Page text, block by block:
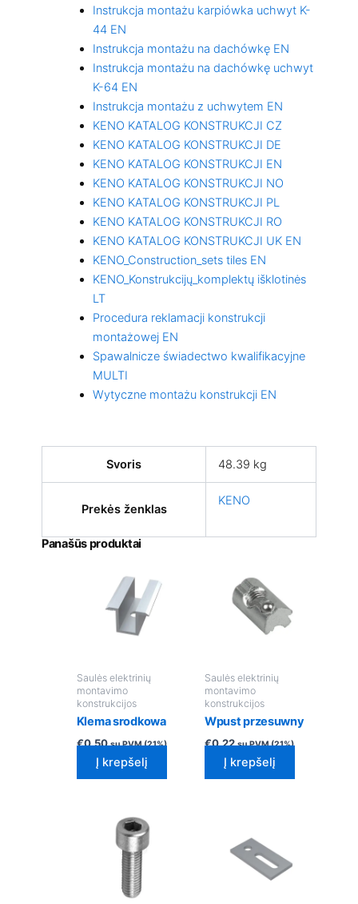
Instrukcja montażu karpiówka uchwyt K-
44 EN
Instrukcja montażu na dachówkę EN
Instrukcja montażu na dachówkę uchwyt
K-64 EN
Instrukcja montażu z uchwytem EN
KENO KATALOG KONSTRUKCJI CZ
KENO KATALOG KONSTRUKCJI DE
KENO KATALOG KONSTRUKCJI EN
KENO KATALOG KONSTRUKCJI NO
KENO KATALOG KONSTRUKCJI PL
KENO KATALOG KONSTRUKCJI RO
KENO KATALOG KONSTRUKCJI UK EN
KENO_Construction_sets tiles EN
KENO_Konstrukcijų_komplektų išklotinės
LT
Procedura reklamacji konstrukcji
montażowej EN
Spawalnicze świadectwo kwalifikacyjne
MULTI
Wytyczne montażu konstrukcji EN
Svoris 48.39 kg
Prekės ženklas
KENO
Panašūs produktai
Saulės elektrinių
montavimo
konstrukcijos
Klema srodkowa
€0.50 su PVM (21%)
Į krepšelį
Saulės elektrinių
montavimo
konstrukcijos
Wpust przesuwny
€0.22 su PVM (21%)
Į krepšelį